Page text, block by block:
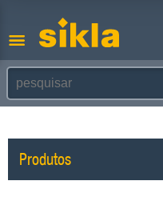
Produtos